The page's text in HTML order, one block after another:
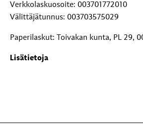
Verkkolaskuosoite: 003701772010
Välittäjätunnus: 003703575029
Paperilaskut: Toivakan kunta, PL 29,
Lisätietoja